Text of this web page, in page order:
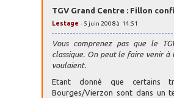
TGV Grand Centre : Fillon
Lestage - 5 juin 2008 à 14:51
Vous comprenez pas que le
classique. On peut le faire venir à
voulaient.
Etant donné que certains
Bourges/Vierzon sont dans un